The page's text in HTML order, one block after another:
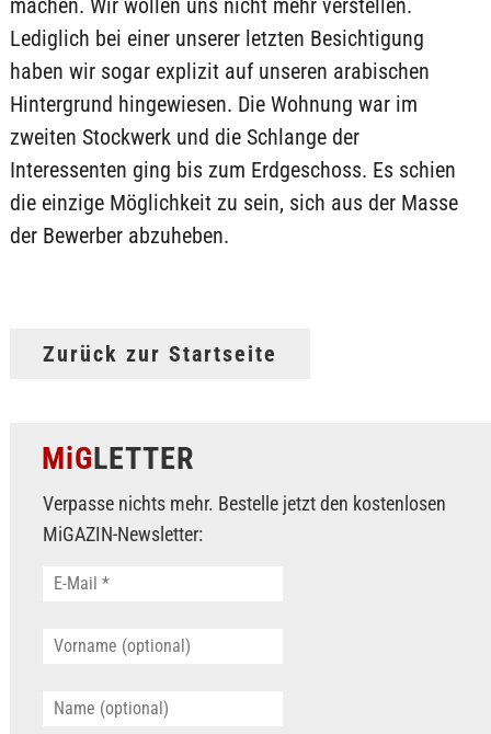
machen. Wir wollen uns nicht mehr verstellen.
Lediglich bei einer unserer letzten Besichtigung
haben wir sogar explizit auf unseren arabischen
Hintergrund hingewiesen. Die Wohnung war im
zweiten Stockwerk und die Schlange der
Interessenten ging bis zum Erdgeschoss. Es schien
die einzige Möglichkeit zu sein, sich aus der Masse
der Bewerber abzuheben.
Zurück zur Startseite
MiGLETTER
Verpasse nichts mehr. Bestelle jetzt den kostenlosen
MiGAZIN-Newsletter: